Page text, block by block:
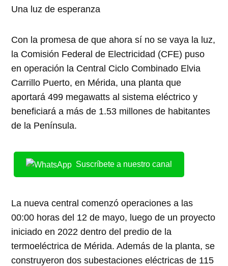
Una luz de esperanza
Con la promesa de que ahora sí no se vaya la luz,
la Comisión Federal de Electricidad (CFE) puso
en operación la Central Ciclo Combinado Elvia
Carrillo Puerto, en Mérida, una planta que
aportará 499 megawatts al sistema eléctrico y
beneficiará a más de 1.53 millones de habitantes
de la Península.
Suscríbete a nuestro canal
La nueva central comenzó operaciones a las
00:00 horas del 12 de mayo, luego de un proyecto
iniciado en 2022 dentro del predio de la
termoeléctrica de Mérida. Además de la planta, se
construyeron dos subestaciones eléctricas de 115